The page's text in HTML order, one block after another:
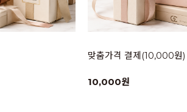
맞춤가격 결제(10,000원)
10,000원